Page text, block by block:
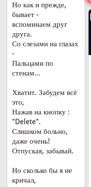
Но как и прежде,
бывает -
вспоминаем друг
друга.
Со слезами на глазах
-
Пальцами по
стенам...
Хватит. Забудем всё
это,
Нажав на кнопку :
"Delete".
Слишком больно,
даже очень!
Отпуская, забывай.
Но сколько бы я не
кричал,